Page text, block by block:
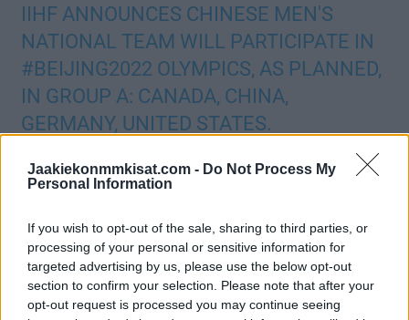
Jaakiekonmmkisat.com - Do Not Process My
Personal Information
If you wish to opt-out of the sale, sharing to third parties, or
processing of your personal or sensitive information for
targeted advertising by us, please use the below opt-out
section to confirm your selection. Please note that after your
opt-out request is processed you may continue seeing
IIHF ANNOUNCES CHINESE MEN'S
NATIONAL TEAM WILL PARTICIPATE IN
#BEIJING2022OLYMPICS, AS PLANNED,
IN GROUP A: CANADA, CHINA,
GERMANY, UNITED STATES.
Jos twiitti ei näy laitteellasi voit katsoa sen suoraanTwitteristä
Kiina pelaa turnauksessa samassa lohkossa pohjois-